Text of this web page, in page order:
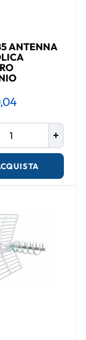
ANTENNA